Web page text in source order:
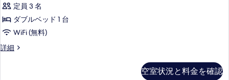
真
を
示
ベ
ッ
ド
1
ダ
ブ
ル
ベ
ッ
ダ
ブ
ル
定員 3 名
ダブルベッド 1 台
WiFi (無料)
詳細
エ
空室状況と料金を確認